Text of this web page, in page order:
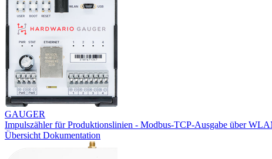
GAUGER
Impulszähler für Produktionslinien - Modbus-TCP-Ausgabe über
Übersicht Dokumentation